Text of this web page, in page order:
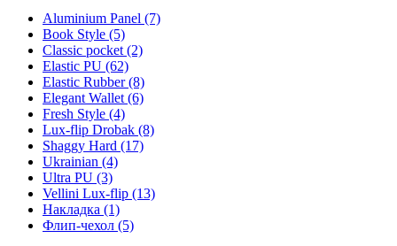
Aluminium Panel (7)
Book Style (5)
Classic pocket (2)
Elastic PU (62)
Elastic Rubber (8)
Elegant Wallet (6)
Fresh Style (4)
Lux-flip Drobak (8)
Shaggy Hard (17)
Ukrainian (4)
Ultra PU (3)
Vellini Lux-flip (13)
Накладка (1)
Флип-чехол (5)